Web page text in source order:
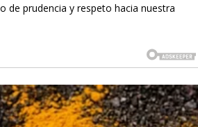
de prudencia y respeto hacia nuestra